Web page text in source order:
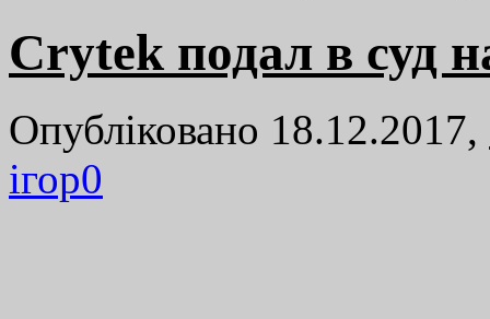
Crytek подал в суд
Опубліковано 18.12.2017,
ігор0